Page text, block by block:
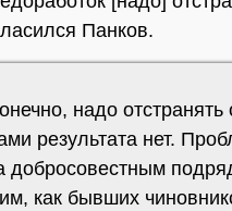
Панков.
надо отстранять
результата нет.
добросовестным
как бывших